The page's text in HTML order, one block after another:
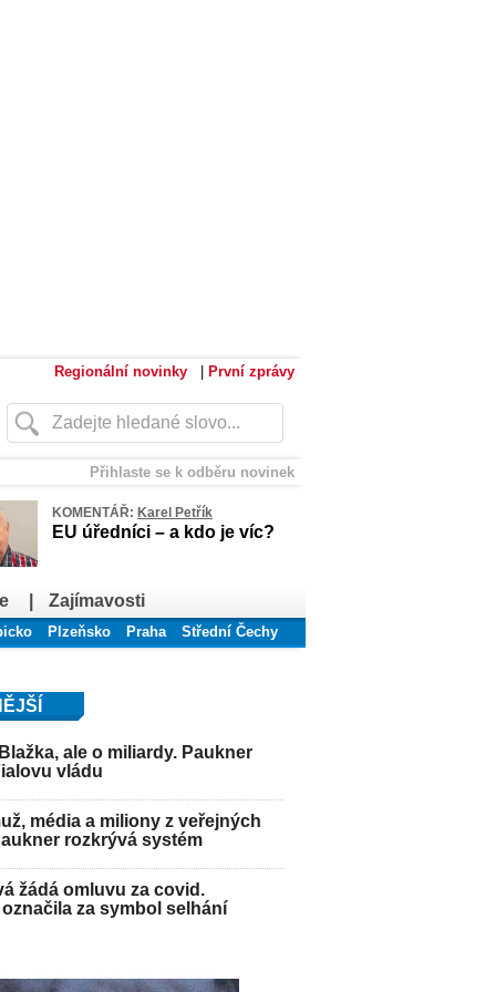
Regionální novinky První zprávy
Přihlaste se k odběru novinek
KOMENTÁŘ: Karel Petřík
EU úředníci – a kdo je víc?
Zajímavosti
Plzeňsko Praha Střední Čechy
ale o miliardy. Paukner
vládu
média a miliony z veřejných
rozkrývá systém
žádá omluvu za covid.
za symbol selhání